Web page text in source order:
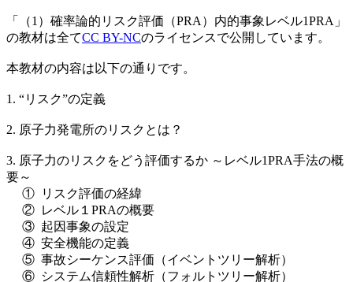
「（1）確率論的リスク評価（PRA）内的事象レベル1PRA」
の教材は全てCC BY-NCのライセンスで公開しています。
本教材の内容は以下の通りです。
1. “リスク”の定義
2. 原子力発電所のリスクとは？
3. 原子力のリスクをどう評価するか ～レベル1PRA手法の概
要～
① リスク評価の経緯
② レベル１PRAの概要
③ 起因事象の設定
④ 安全機能の定義
⑤ 事故シーケンス評価（イベントツリー解析）
⑥ システム信頼性解析（フォルトツリー解析）